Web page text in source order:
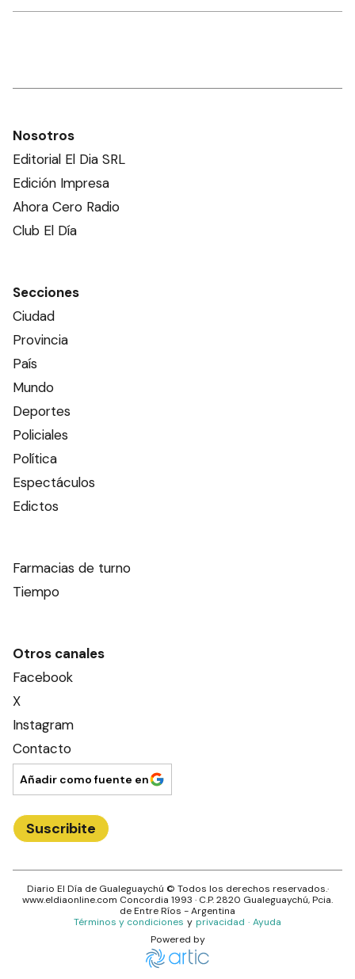
Nosotros
Editorial El Dia SRL
Edición Impresa
Ahora Cero Radio
Club El Día
Secciones
Ciudad
Provincia
País
Mundo
Deportes
Policiales
Política
Espectáculos
Edictos
Farmacias de turno
Tiempo
Otros canales
Facebook
X
Instagram
Contacto
Añadir como fuente en
Suscribite
Diario El Día de Gualeguaychú © Todos los derechos reservados.·
www.eldiaonline.com Concordia 1993 · C.P.2820 Gualeguaychú, Pcia.
deEntre Ríos - Argentina
Términos y condiciones y privacidad · Ayuda
Powered by